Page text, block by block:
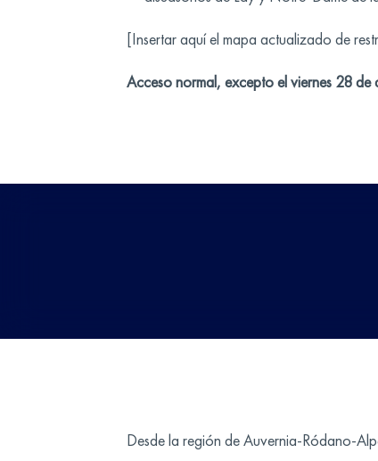
[Insertar aquí el mapa actualizado de
Acceso normal, excepto el viernes 28 de
Desde la región de Auvernia-Ródano-